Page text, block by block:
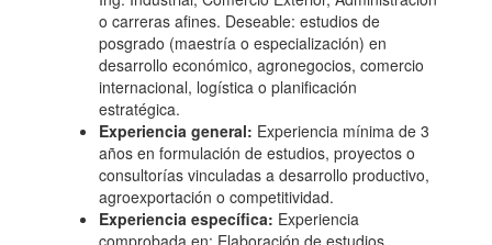
AGRÍCOLA
ORGÁNICA Y LA
IDENTIFICACIÓN DE
CADENAS CON
o carreras afines. Deseable: estudios de
posgrado (maestría o especialización) en
desarrollo económico, agronegocios, comercio
internacional, logística o planificación
estratégica.
Experiencia general: Experiencia mínima de 3
años en formulación de estudios, proyectos o
consultorías vinculadas a desarrollo productivo,
agroexportación o competitividad.
Experiencia específica: Experiencia
comprobada en: Elaboración de estudios